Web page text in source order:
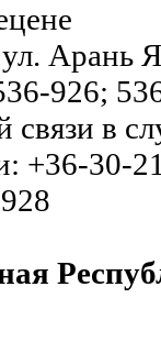
Арань
926;
связи в
+36-30-